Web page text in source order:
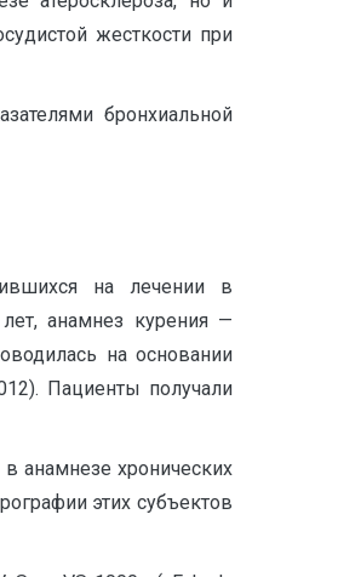
жесткости при
бронхиальной
на лечении в
анамнез курения —
на основании
Пациенты получали
анамнезе хронических
этих субъектов